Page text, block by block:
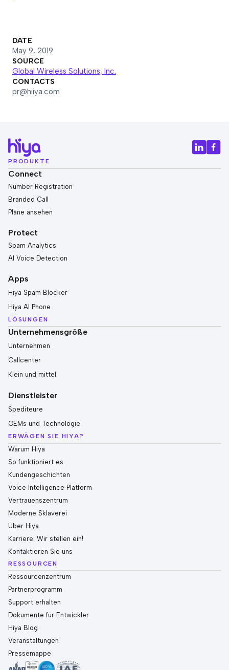
DATE
May 9, 2019
SOURCE
Global Wireless Solutions, Inc.
CONTACTS
pr@hiiya.com
PRODUKTE
Connect
Number Registration
Branded Call
Pläne ansehen
Protect
Spam Analytics
AI Voice Detection
Apps
Hiya Spam Blocker
Hiya AI Phone
LÖSUNGEN
Unternehmensgröße
Unternehmen
Callcenter
Klein und mittel
Dienstleister
Spediteure
OEMs und Technologie
ERWÄGEN SIE HIYA?
Warum Hiya
So funktioniert es
Kundengeschichten
Voice Intelligence Platform
Vertrauenszentrum
Moderne Sklaverei
Über Hiya
Karriere: Wir stellen ein!
Kontaktieren Sie uns
RESSOURCEN
Ressourcenzentrum
Partnerprogramm
Support erhalten
Dokumente für Entwickler
Hiya Blog
Veranstaltungen
Pressemappe